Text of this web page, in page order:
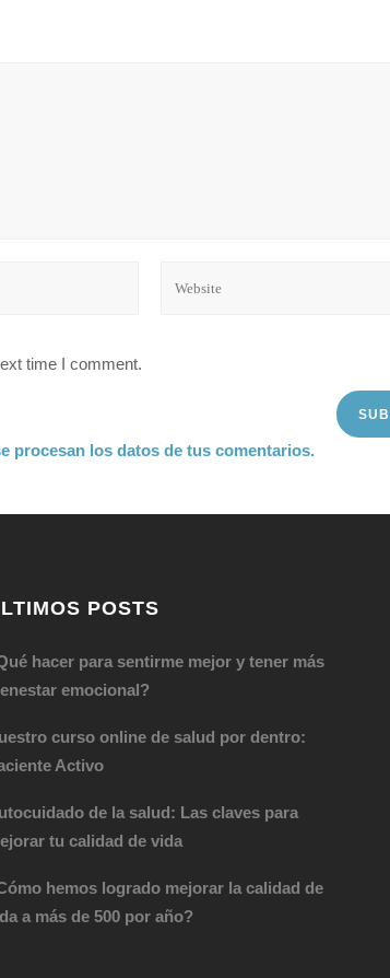
time I comment.
procesan los datos de tus comentarios.
POSTS
hacer para sentirme mejor y tener más
emocional?
curso online de salud por dentro:
Activo
de la salud: Las claves para
tu calidad de vida
hemos logrado mejorar la calidad de
a más de 500 por año?